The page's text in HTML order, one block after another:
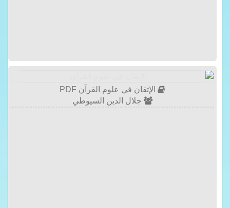
الإتقان في علوم القرآن PDF
جلال الدين السيوطي